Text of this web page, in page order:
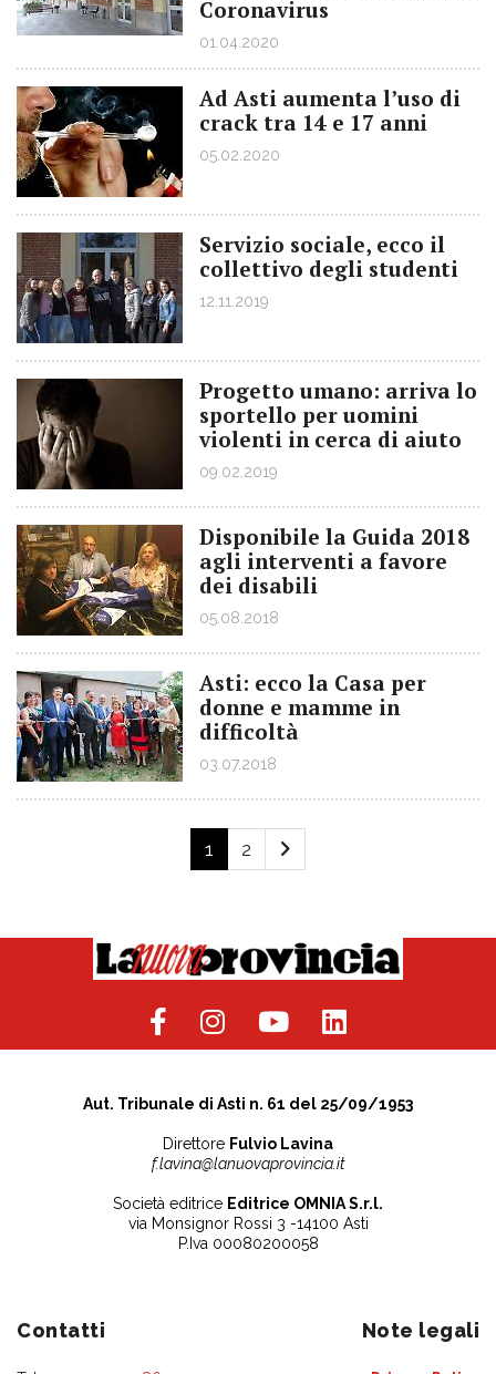
Coronavirus
01.04.2020
Ad Asti aumenta l’uso di
crack tra 14 e 17 anni
05.02.2020
Servizio sociale, ecco il
collettivo degli studenti
12.11.2019
Progetto umano: arriva lo
sportello per uomini
violenti in cerca di aiuto
09.02.2019
Disponibile la Guida 2018
agli interventi a favore
dei disabili
05.08.2018
Asti: ecco la Casa per
donne e mamme in
difficoltà
03.07.2018
1 2
Aut. Tribunale di Asti n. 61 del 25/09/1953
Direttore Fulvio Lavina
f.lavina@lanuovaprovincia.it
Società editrice Editrice OMNIA S.r.l.
via Monsignor Rossi 3 -14100 Asti
P.Iva 00080200058
Contatti Note legali